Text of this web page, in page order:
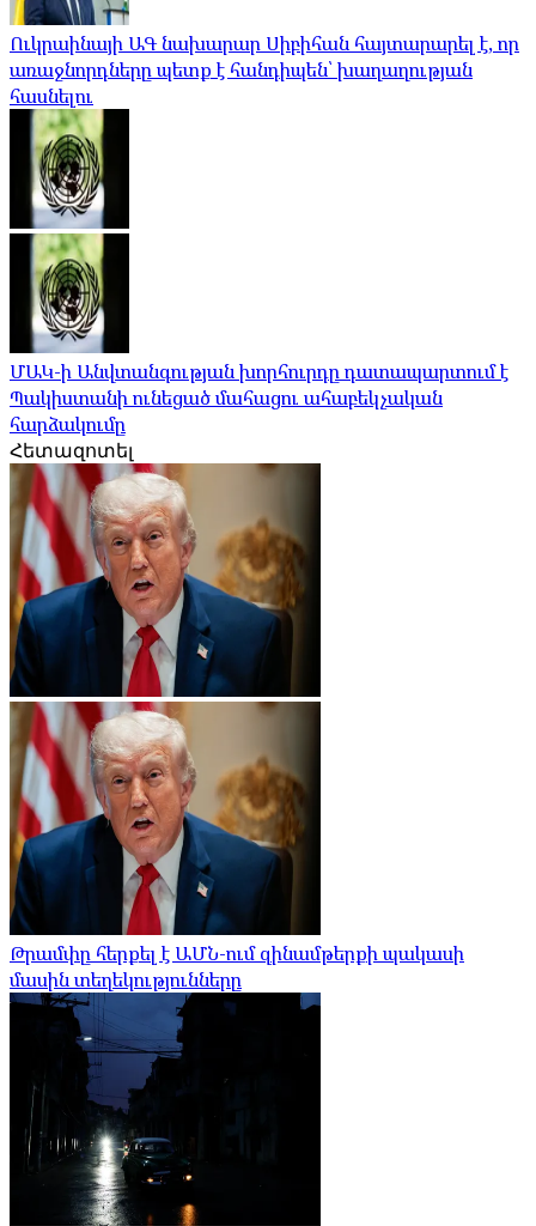
Ուկրաինայի ԱԳ նախարար Սիբիհան հայտարարել է, որ
առաջնորդները պետք է հանդիպեն՝ խաղաղության
հասնելու
ՄԱԿ-ի Անվտանգության խորհուրդը դատապարտում է
Պակիստանի ունեցած մահացու ահաբեկչական
հարձակումը
Հետազոտել
Թրամփը հերքել է ԱՄՆ-ում զինամթերքի պակասի
մասին տեղեկությունները